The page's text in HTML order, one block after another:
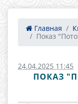
Главная
Показ
24.04.2025 11:45
ПОКАЗ